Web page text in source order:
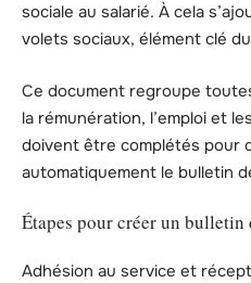
sociale au salarié. À cela
volets sociaux, élément clé
Ce document regroupe
la rémunération, l’emploi et
doivent être complétés pour
automatiquement le bulletin
Étapes pour créer un bulletin
Adhésion au service et